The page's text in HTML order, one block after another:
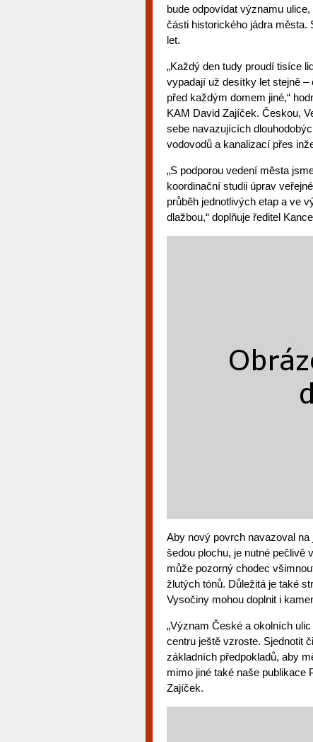
bude odpovídat významu
části historického jádra města.
let.
„Každý den tudy proudí tisíce
vypadají už desítky let stejně
před každým domem jiné,“
KAM David Zajíček. Českou,
sebe navazujících
vodovodů a kanalizací přes
„S podporou vedení města
koordinační studii úprav
průběh jednotlivých etap a ve
dlažbou,“ doplňuje ředitel
Aby nový povrch navazoval
šedou plochu, je nutné pečlivě
může pozorný chodec
žlutých tónů. Důležitá je také
Vysočiny mohou doplnit i
„Význam České a okolních
centru ještě vzroste. Sjednotit
základních předpokladů, aby
mimo jiné také naše publikace
Zajíček.